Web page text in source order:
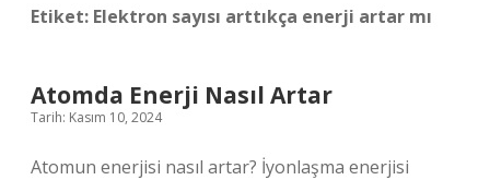
Etiket: Elektron sayısı arttıkça enerji artar mı
Atomda Enerji Nasıl Artar
Tarih: Kasım 10, 2024
Atomun enerjisi nasıl artar? İyonlaşma enerjisi